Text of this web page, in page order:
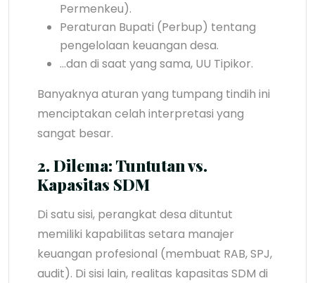
Permenkeu).
Peraturan Bupati (Perbup) tentang
pengelolaan keuangan desa.
…dan di saat yang sama, UU Tipikor.
Banyaknya aturan yang tumpang tindih ini
menciptakan celah interpretasi yang
sangat besar.
2. Dilema: Tuntutan vs.
Kapasitas SDM
Di satu sisi, perangkat desa dituntut
memiliki kapabilitas setara manajer
keuangan profesional (membuat RAB, SPJ,
audit). Di sisi lain, realitas kapasitas SDM di